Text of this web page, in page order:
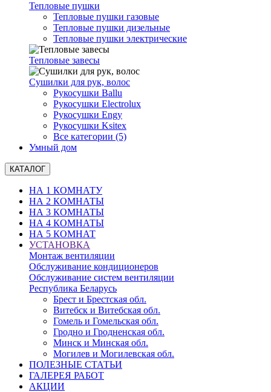
Тепловые пушки
Тепловые пушки газовые
Тепловые пушки дизельные
Тепловые пушки электрические
Тепловые завесы
Сушилки для рук, волоc
Рукосушки Ballu
Рукосушки Electrolux
Рукосушки Engy
Рукосушки Ksitex
Все категории (5)
Умный дом
КАТАЛОГ
НА 1 КОМНАТУ
НА 2 КОМНАТЫ
НА 3 КОМНАТЫ
НА 4 КОМНАТЫ
НА 5 КОМНАТ
УСТАНОВКА
Монтаж вентиляции
Обслуживание кондиционеров
Обслуживание систем вентиляции
Республика Беларусь
Брест и Брестская обл.
Витебск и Витебская обл.
Гомель и Гомельская обл.
Гродно и Гродненская обл.
Минск и Минская обл.
Могилев и Могилевская обл.
ПОЛЕЗНЫЕ СТАТЬИ
ГАЛЕРЕЯ РАБОТ
АКЦИИ